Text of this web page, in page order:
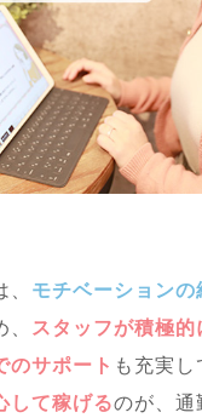
モチベーション
スタッフが積極
のサポート も充実
して稼げるのが、通